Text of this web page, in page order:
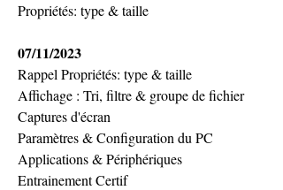
Propriétés: type & taille
07/11/2023
Rappel Propriétés: type & taille
Affichage : Tri, filtre & groupe de fichier
Captures d'écran
Paramètres & Configuration du PC
Applications & Périphériques
Entrainement Certif